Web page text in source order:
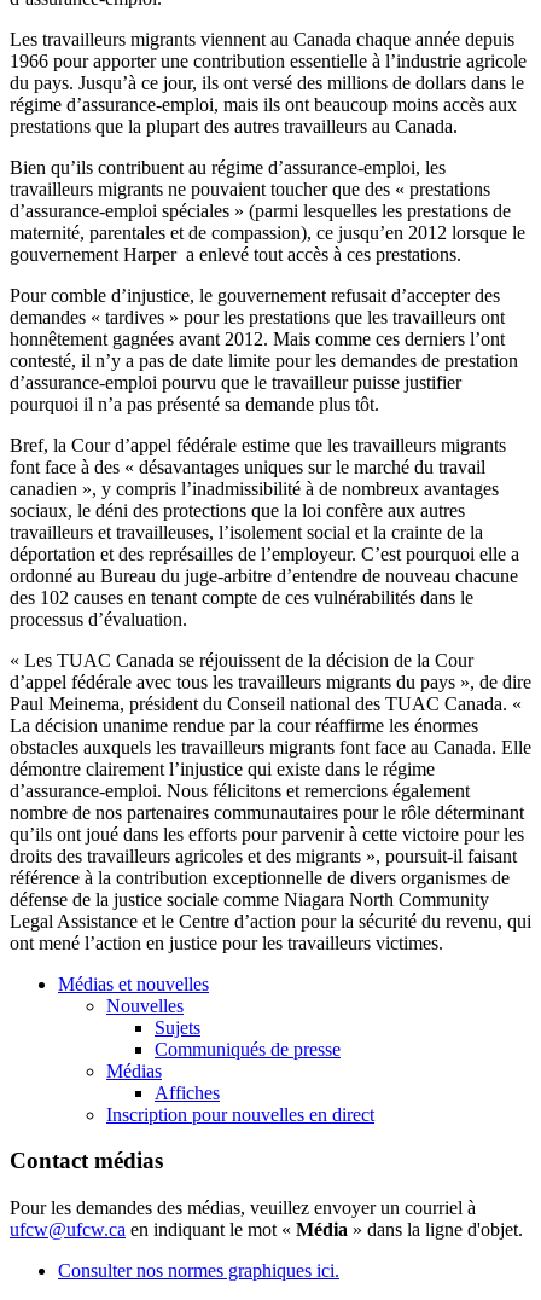
Les travailleurs migrants viennent au Canada chaque année depuis
1966 pourapporter une contribution essentielle à l’industrie agricole
du pays. Jusqu’à ce jour, ils ont versé des millions de dollars dans le
régime d’assurance-emploi, mais ils ont beaucoup moins accès aux
prestations que la plupart des autres travailleurs au Canada.
Bien qu’ils contribuent au régime d’assurance-emploi, les
travailleurs migrants ne pouvaient toucher que des « prestations
d’assurance-emploi spéciales » (parmi lesquelles les prestations de
maternité, parentales et de compassion), ce jusqu’en 2012 lorsque le
gouvernement Harper a enlevé tout accès à ces prestations.
Pourcomble d’injustice, le gouvernement refusait d’accepterdes
demandes « tardives » pour les prestations que les travailleurs ont
honnêtement gagnées avant 2012. Mais comme ces derniers l’ont
contesté, il n’y a pas de date limite pour les demandes de prestation
d’assurance-emploi pourvu que le travailleur puisse justifier
pourquoi il n’a pas présenté sa demande plus tôt.
Bref, la Cour d’appel fédérale estime que les travailleurs migrants
font face à des « désavantages uniques surle marché du travail
canadien », y compris l’inadmissibilité à de nombreux avantages
sociaux, le déni des protections que la loi confère aux autres
travailleurs et travailleuses, l’isolement social et la crainte de la
déportation et des représailles de l’employeur. C’est pourquoi elle a
ordonné au Bureau du juge-arbitre d’entendre de nouveau chacune
des 102 causes en tenant compte de ces vulnérabilités dans le
processus d’évaluation.
« Les TUAC Canada se réjouissent de la décision de la Cour
d’appel fédérale avec tous les travailleurs migrants du pays », de dire
Paul Meinema, président du Conseil national des TUAC Canada. «
La décision unanime rendue par la cour réaffirme les énormes
obstacles auxquels les travailleurs migrants font face au Canada. Elle
démontre clairement l’injustice qui existe dans le régime
d’assurance-emploi. Nous félicitons et remercions également
nombre de nos partenaires communautaires pour le rôle déterminant
qu’ils ont joué dans les efforts pourparvenir à cette victoire pour les
droits des travailleurs agricoles et des migrants », poursuit-il faisant
référence à la contribution exceptionnelle de divers organismes de
défense de la justice sociale comme Niagara North Community
Legal Assistance et le Centre d’action pour la sécurité du revenu, qui
ont mené l’action en justice pour les travailleurs victimes.
Médias et nouvelles
Nouvelles
Sujets
Communiqués de presse
Médias
Affiches
Inscription pour nouvelles en direct
Contact médias
Pour les demandes des médias, veuillez envoyer un courriel à
ufcw@ufcw.ca en indiquant le mot « Média » dans la ligne d'objet.
Consulter nos normes graphiques ici.